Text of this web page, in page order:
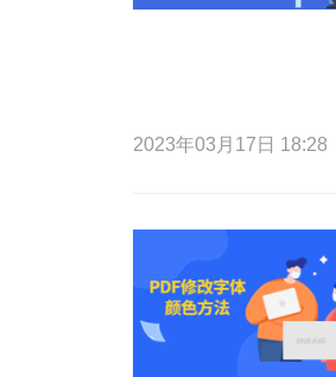
2023年03月17日 18:28